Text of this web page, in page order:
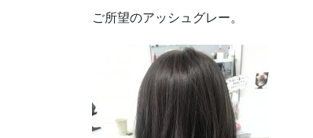
ご所望のアッシュグレー。